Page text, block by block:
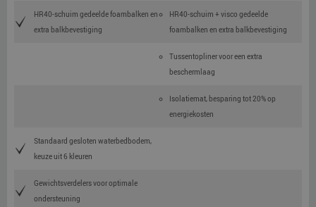
HR40-schuim gedeelde foambalken en
extra balkbevestiging
HR40-schuim + visco gedeelde
foambalken en extra balkbevestiging
Tussentopliner voor een extra
beschermlaag
Isolatiemat, besparing tot 20% op
energiekosten
Standaard gesloten waterbedbodem,
keuze uit 6 kleuren
Gewichtsverdelers voor optimale
ondersteuning